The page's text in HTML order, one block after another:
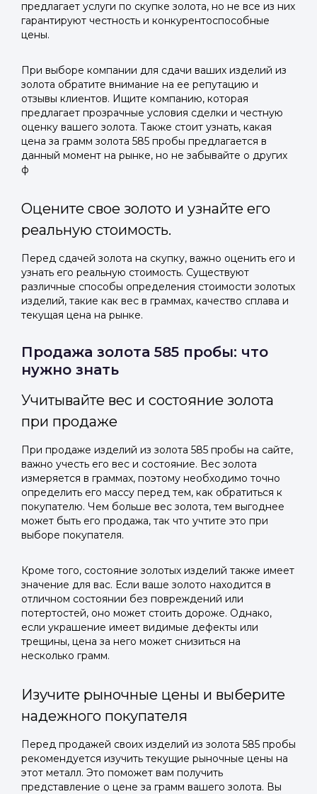
предлагает услуги по скупке золота, но не все из них
гарантируют честность и конкурентоспособные
цены.
При выборе компании для сдачи ваших изделий из
золота обратите внимание на ее репутацию и
отзывы клиентов. Ищите компанию, которая
предлагает прозрачные условия сделки и честную
оценку вашего золота. Также стоит узнать, какая
цена за грамм золота 585 пробы предлагается в
данный момент на рынке, но не забывайте о других
ф
Оцените свое золото и узнайте его
реальную стоимость.
Перед сдачей золота на скупку, важно оценить его и
узнать его реальную стоимость. Существуют
различные способы определения стоимости золотых
изделий, такие как вес в граммах, качество сплава и
текущая цена на рынке.
Продажа золота 585 пробы: что
нужно знать
Учитывайте вес и состояние золота
при продаже
При продаже изделий из золота 585 пробы на сайте,
важно учесть его вес и состояние. Вес золота
измеряется в граммах, поэтому необходимо точно
определить его массу перед тем, как обратиться к
покупателю. Чем больше вес золота, тем выгоднее
может быть его продажа, так что учтите это при
выборе покупателя.
Кроме того, состояние золотых изделий также имеет
значение для вас. Если ваше золото находится в
отличном состоянии без повреждений или
потертостей, оно может стоить дороже. Однако,
если украшение имеет видимые дефекты или
трещины, цена за него может снизиться на
несколько грамм.
Изучите рыночные цены и выберите
надежного покупателя
Перед продажей своих изделий из золота 585 пробы
рекомендуется изучить текущие рыночные цены на
этот металл. Это поможет вам получить
представление о цене за грамм вашего золота. Вы